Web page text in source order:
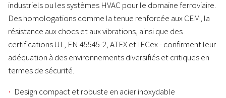
industriels ou les systèmes HVAC pour le domaine ferroviaire.
Des homologations comme la tenue renforcée aux CEM, la
résistance aux chocs et aux vibrations, ainsi que des
certifications UL, EN 45545-2, ATEX et IECex - confirment leur
adéquation à des environnements diversifiés et critiques en
termes de sécurité.
Design compact et robuste en acier inoxydable